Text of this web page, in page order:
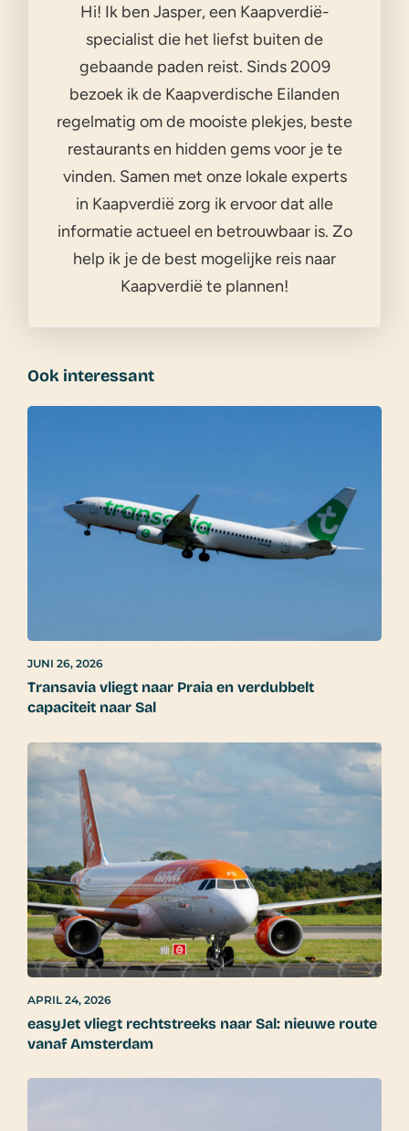
Hi! Ik ben Jasper, een Kaapverdië-
specialist die het liefst buiten de
gebaande paden reist. Sinds 2009
bezoek ik de Kaapverdische Eilanden
regelmatig om de mooiste plekjes, beste
restaurants en hidden gems voor je te
vinden. Samen met onze lokale experts
in Kaapverdië zorg ik ervoor dat alle
informatie actueel en betrouwbaar is. Zo
help ik je de best mogelijke reis naar
Kaapverdië te plannen!
Ook interessant
JUNI 26, 2026
Transavia vliegt naar Praia en verdubbelt
capaciteit naar Sal
APRIL 24, 2026
easyJet vliegt rechtstreeks naar Sal: nieuwe route
vanaf Amsterdam